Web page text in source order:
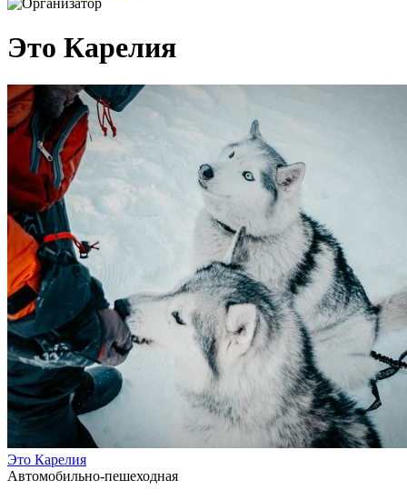
Это Карелия
Это Карелия
Автомобильно-пешеходная